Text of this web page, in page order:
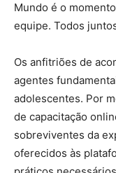
Mundo é o
equipe. Todos
Os anfitriões de
agentes
adolescentes. Por
de capacitação
sobreviventes da
oferecidos às